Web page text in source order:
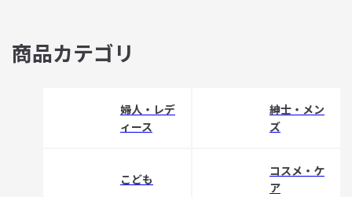
商品カテゴリ
婦人・レデ
ィース
紳士・メン
ズ
こども
コスメ・ケ
ア